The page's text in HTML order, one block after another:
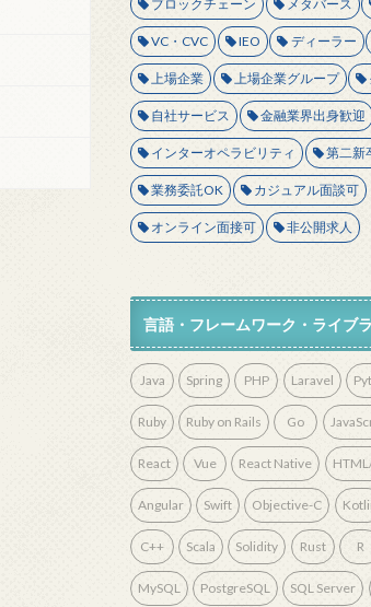
ブロックチェーン メタバース
VC・CVC IEO ディーラー
上場企業 上場企業グループ
自社サービス 金融業界出身歓迎
インターオペラビリティ 第二新
業務委託OK カジュアル面談可
オンライン面接可 非公開求人
言語・フレームワーク・ライブ
Java Spring PHP Laravel
Ruby Ruby on Rails Go
React Vue React Native
Angular Swift Objective-C
C++ Scala Solidity Rust R
MySQL PostgreSQL SQL Server